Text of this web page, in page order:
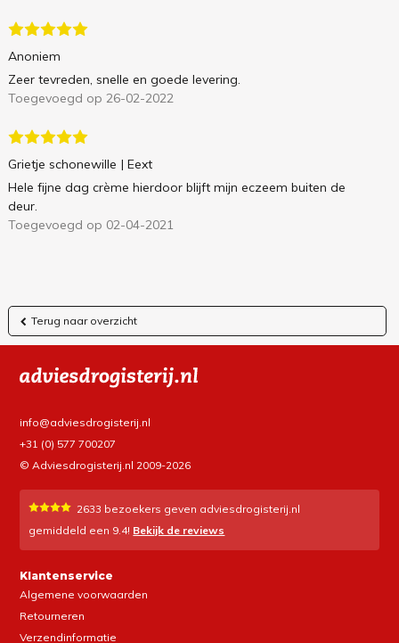
Anoniem
Zeer tevreden, snelle en goede levering.
Toegevoegd op 26-02-2022
Grietje schonewille | Eext
Hele fijne dag crème hierdoor blijft mijn eczeem buiten de
deur.
Toegevoegd op 02-04-2021
Terug naar overzicht
info@adviesdrogisterij.nl
+31 (0) 577 700207
© Adviesdrogisterij.nl 2009-2026
2633 bezoekers geven adviesdrogisterij.nl
gemiddeld een 9.4! Bekijk de reviews
Klantenservice
Algemene voorwaarden
Retourneren
Verzendinformatie